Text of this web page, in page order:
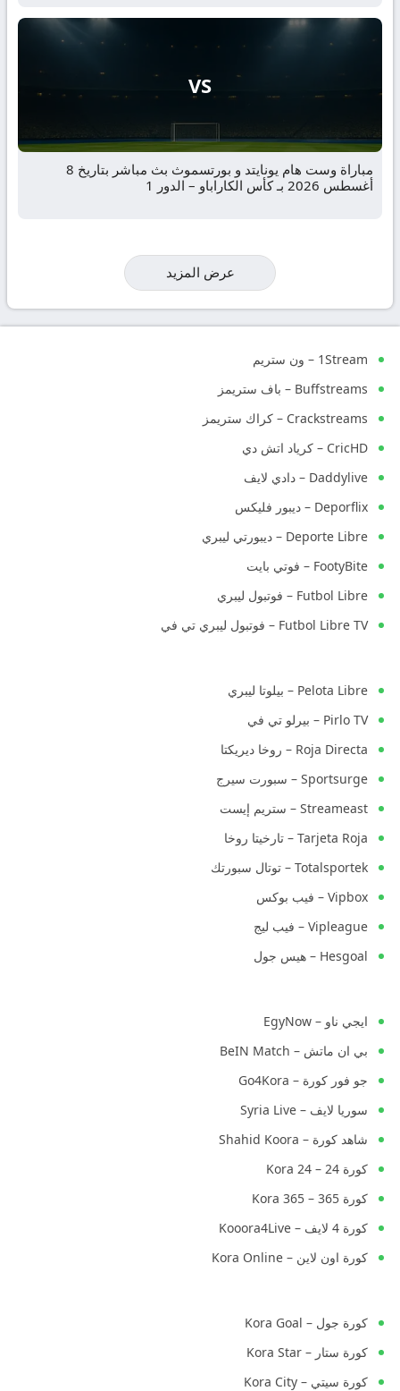
VS
مباراة وست هام يونايتد و بورتسموث بث مباشر بتاريخ 8
أغسطس 2026 بـ كأس الكاراباو – الدور 1
عرض المزيد
1Stream – ون ستريم
Buffstreams – باف ستريمز
Crackstreams – كراك ستريمز
CricHD – كرياد اتش دي
Daddylive – دادي لايف
Deporflix – ديبور فليكس
Deporte Libre – ديبورتي ليبري
FootyBite – فوتي بايت
Futbol Libre – فوتبول ليبري
Futbol Libre TV – فوتبول ليبري تي في
Pelota Libre – بيلوتا ليبري
Pirlo TV – بيرلو تي في
Roja Directa – روخا ديريكتا
Sportsurge – سبورت سيرج
Streameast – ستريم إيست
Tarjeta Roja – تارخيتا روخا
Totalsportek – توتال سبورتك
Vipbox – فيب بوكس
Vipleague – فيب ليج
Hesgoal – هيس جول
ايجي ناو – EgyNow
بي ان ماتش – BeIN Match
جو فور كورة – Go4Kora
سوريا لايف – Syria Live
شاهد كورة – Shahid Koora
كورة 24 – Kora 24
كورة 365 – Kora 365
كورة 4 لايف – Kooora4Live
كورة اون لاين – Kora Online
كورة جول – Kora Goal
كورة ستار – Kora Star
كورة سيتي – Kora City